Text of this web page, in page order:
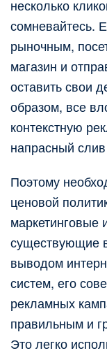
несколько
сомневайтесь.
рыночным,
магазин и
оставить свои
образом, все
контекстную
напрасный
Поэтому
ценовой
маркетинговые
существующие
выводом
систем, его
рекламных
правильным и
Это легко